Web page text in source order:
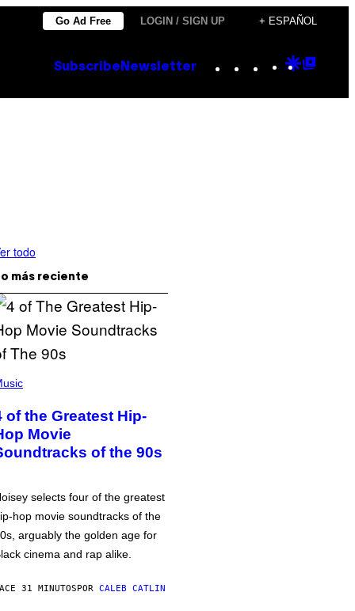
Go Ad Free LOGIN / SIGN UP + ESPAÑOL
Subscribe Newsletter Instagram
TikTok
YouTube
Google
todo
más reciente
of the Greatest Hip-
Movie
of the 90s
selects four of the greatest
hop movie soundtracks of the
arguably the golden age for
cinema and rap alike.
31 MINUTOSPOR CALEB CATLIN